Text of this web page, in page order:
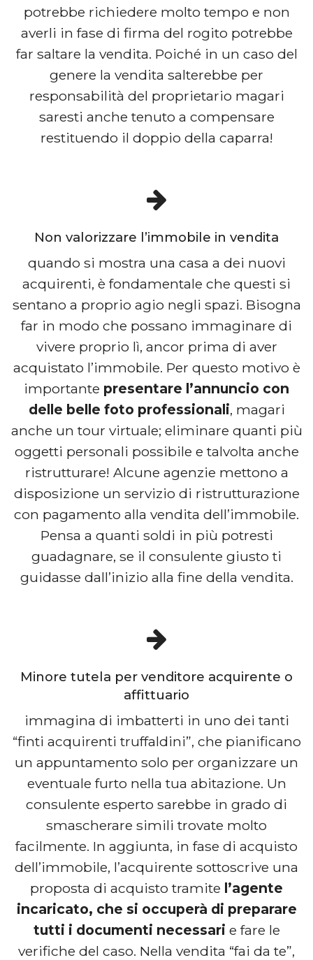
potrebbe richiedere molto tempo e non
averli in fase di firma del rogito potrebbe
far saltare la vendita. Poiché in un caso del
genere la vendita salterebbe per
responsabilità del proprietario magari
saresti anche tenuto a compensare
restituendo il doppio della caparra!
Non valorizzare l’immobile in vendita
quando si mostra una casa a dei nuovi
acquirenti, è fondamentale che questi si
sentano a proprio agio negli spazi. Bisogna
far in modo che possano immaginare di
vivere proprio lì, ancor prima di aver
acquistato l’immobile. Per questo motivo è
importante presentare l’annuncio con
delle belle foto professionali, magari
anche un tour virtuale; eliminare quanti più
oggetti personali possibile e talvolta anche
ristrutturare! Alcune agenzie mettono a
disposizione un servizio di ristrutturazione
con pagamento alla vendita dell’immobile.
Pensa a quanti soldi in più potresti
guadagnare, se il consulente giusto ti
guidasse dall’inizio alla fine della vendita.
Minore tutela per venditore acquirente o
affittuario
immagina di imbatterti in uno dei tanti
“finti acquirenti truffaldini”, che pianificano
un appuntamento solo per organizzare un
eventuale furto nella tua abitazione. Un
consulente esperto sarebbe in grado di
smascherare simili trovate molto
facilmente. In aggiunta, in fase di acquisto
dell’immobile, l’acquirente sottoscrive una
proposta di acquisto tramite l’agente
incaricato, che si occuperà di preparare
tutti i documenti necessari e fare le
verifiche del caso. Nella vendita “fai da te”,